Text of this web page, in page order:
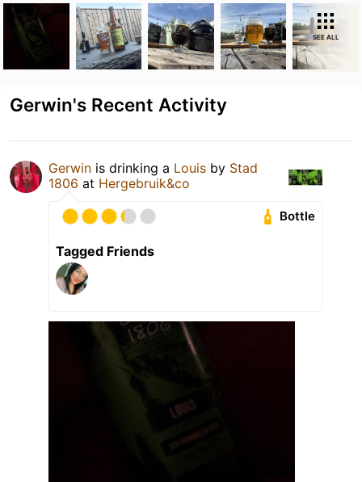
SEE ALL
Gerwin's Recent Activity
Gerwin is drinking a Louis by Stad
1806 at Hergebruik&co
Bottle
Tagged Friends